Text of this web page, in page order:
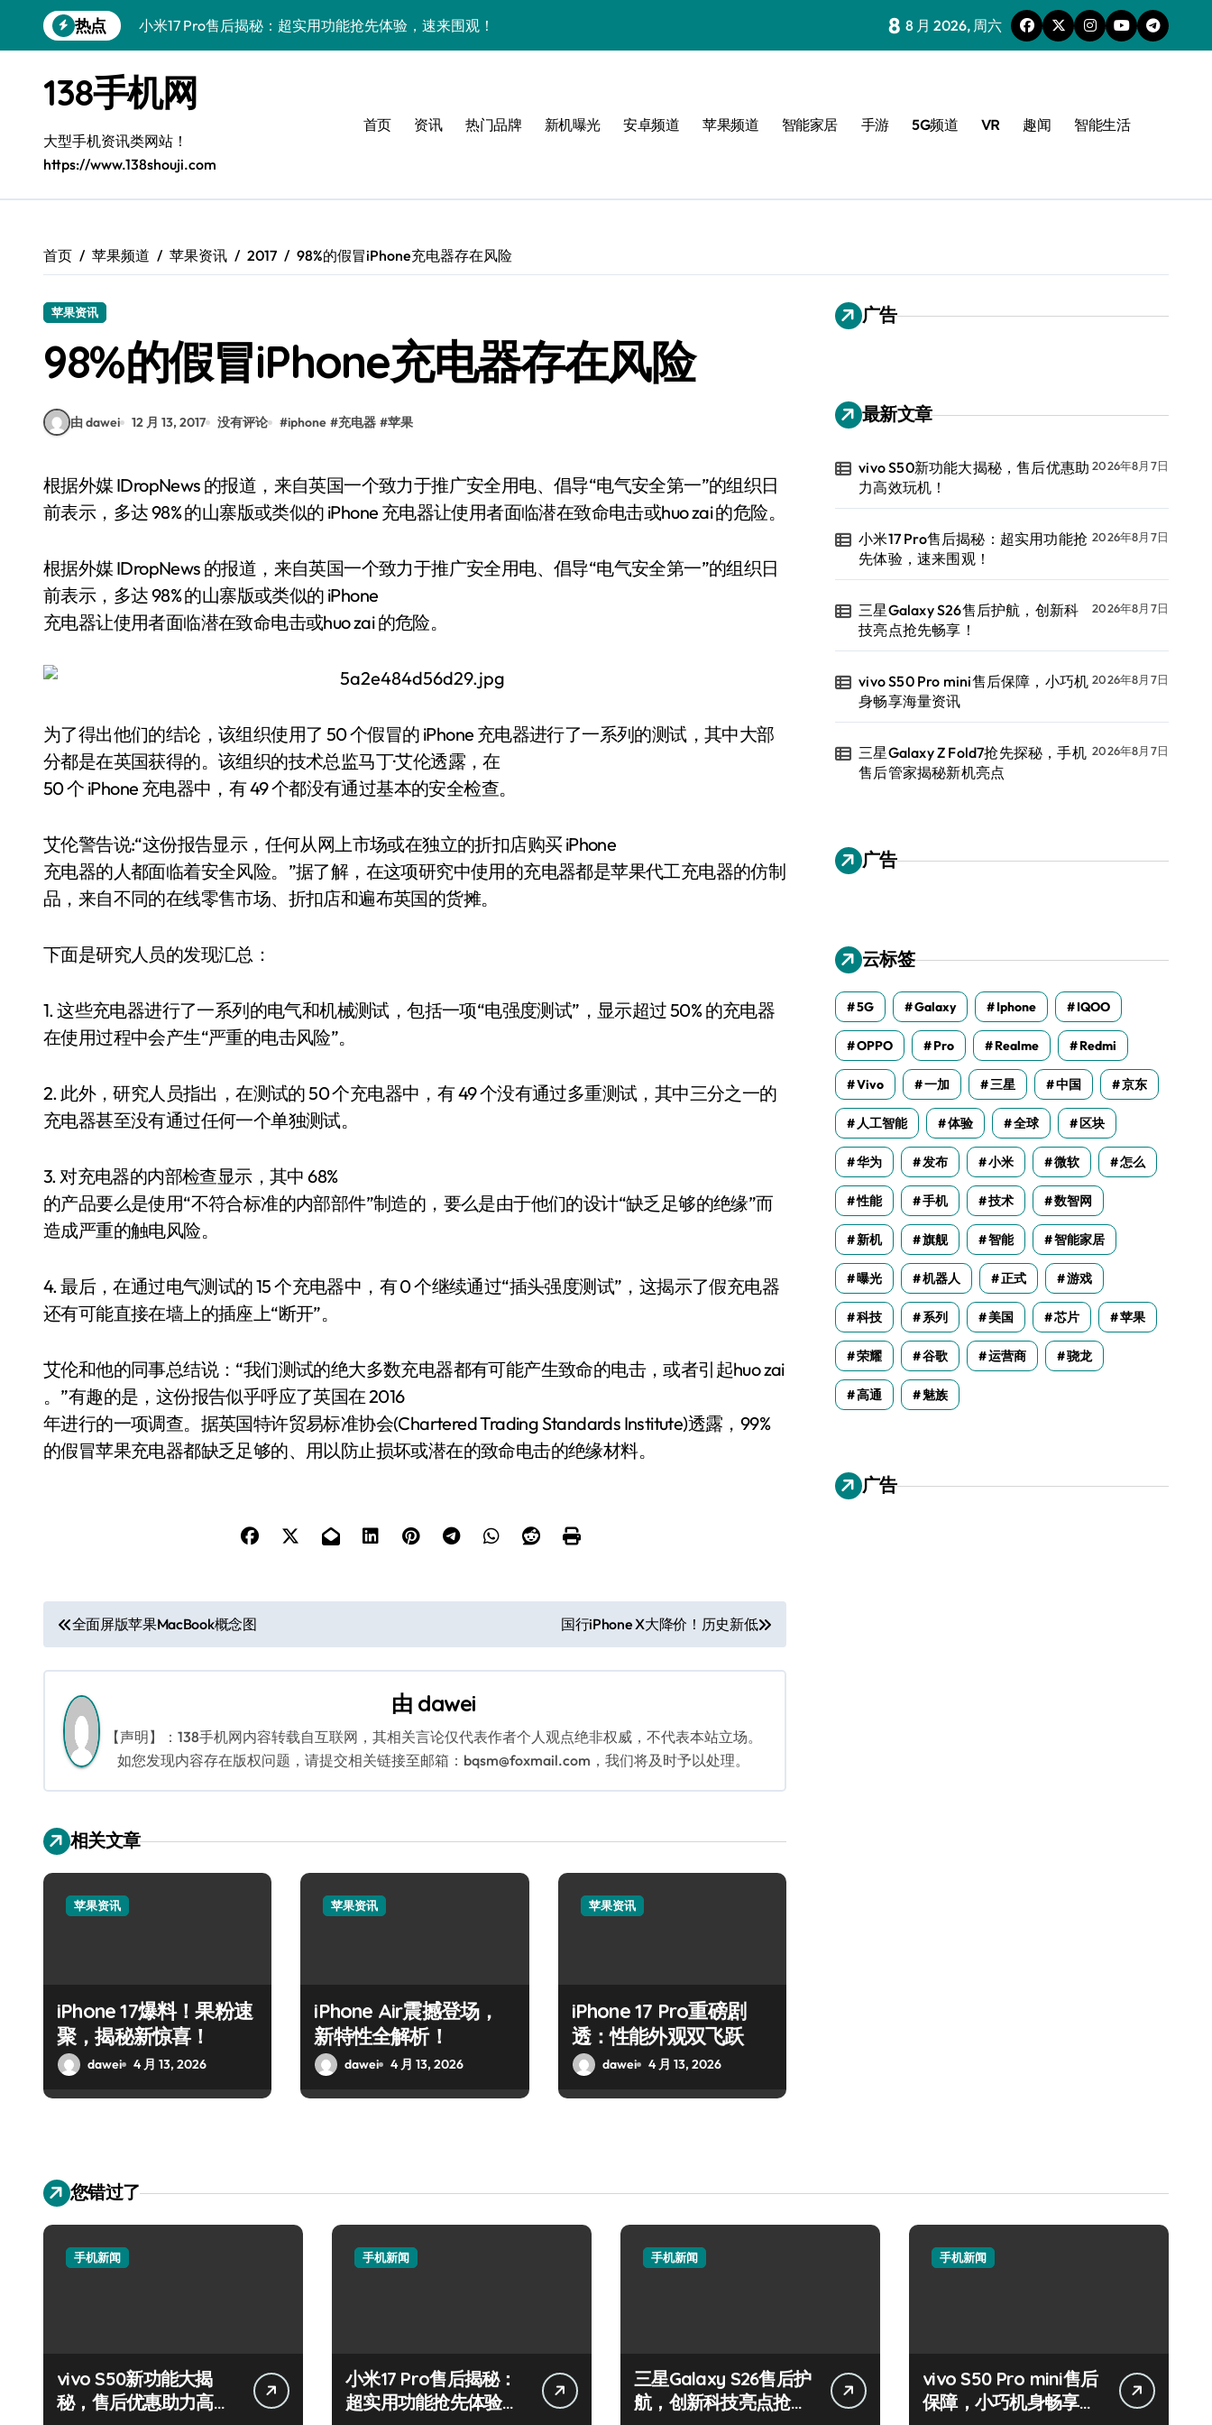
到
热点
小米17 Pro售后揭秘：超实用功能抢先体验，速来围观！
vivo S50 Pro mini售后保障，小巧机身畅享海量资讯
三星Galaxy Z Fold7抢先探秘，手机售后管家揭秘新机亮点
Galaxy S25 Ultra颜值巅峰，定制主题潮酷上线！
Galaxy S25+闪亮登场，巧用技巧秒变焦点
Galaxy S26+颜值爆升！机皇美颜秘籍大公开
vivo S50新功能大揭秘，售后优惠助力高效玩机！
8 8 月 2026, 周六
138手机网
大型手机资讯类网站！
https://www.138shouji.com
首页 资讯 热门品牌 新机曝光 安卓频道 苹果频道 智能家居 手游 5G频道 VR 趣闻 智能生活
首页 苹果频道 苹果资讯 2017 98%的假冒iPhone充电器存在风险
苹果资讯
98%的假冒iPhone充电器存在风险
由 dawei 12 月 13, 2017 没有评论 #iphone #充电器 #苹果
根据外媒 IDropNews 的报道，来自英国一个致力于推广安全用电、倡导“电气安全第一”的组织日
前表示，多达 98% 的山寨版或类似的 iPhone 充电器让使用者面临潜在致命电击或huo zai 的危险。
根据外媒 IDropNews 的报道，来自英国一个致力于推广安全用电、倡导“电气安全第一”的组织日
前表示，多达 98% 的山寨版或类似的 iPhone
充电器让使用者面临潜在致命电击或huo zai 的危险。
为了得出他们的结论，该组织使用了 50 个假冒的 iPhone 充电器进行了一系列的测试，其中大部
分都是在英国获得的。该组织的技术总监马丁·艾伦透露，在
50 个 iPhone 充电器中，有 49 个都没有通过基本的安全检查。
艾伦警告说:“这份报告显示，任何从网上市场或在独立的折扣店购买 iPhone
充电器的人都面临着安全风险。”据了解，在这项研究中使用的充电器都是苹果代工充电器的仿制
品，来自不同的在线零售市场、折扣店和遍布英国的货摊。
下面是研究人员的发现汇总：
1. 这些充电器进行了一系列的电气和机械测试，包括一项“电强度测试”，显示超过 50% 的充电器
在使用过程中会产生“严重的电击风险”。
2. 此外，研究人员指出，在测试的 50 个充电器中，有 49 个没有通过多重测试，其中三分之一的
充电器甚至没有通过任何一个单独测试。
3. 对充电器的内部检查显示，其中 68%
的产品要么是使用“不符合标准的内部部件”制造的，要么是由于他们的设计“缺乏足够的绝缘”而
造成严重的触电风险。
4. 最后，在通过电气测试的 15 个充电器中，有 0 个继续通过“插头强度测试”，这揭示了假充电器
还有可能直接在墙上的插座上“断开”。
艾伦和他的同事总结说：“我们测试的绝大多数充电器都有可能产生致命的电击，或者引起huo zai
。”有趣的是，这份报告似乎呼应了英国在 2016
年进行的一项调查。据英国特许贸易标准协会(Chartered Trading Standards Institute)透露，99%
的假冒苹果充电器都缺乏足够的、用以防止损坏或潜在的致命电击的绝缘材料。
文
章
导
航
全面屏版苹果MacBook概念图 国行iPhone X大降价！历史新低
由 dawei
【声明】：138手机网内容转载自互联网，其相关言论仅代表作者个人观点绝非权威，不代表本站立场。
如您发现内容存在版权问题，请提交相关链接至邮箱：bqsm@foxmail.com，我们将及时予以处理。
相关文章
苹果资讯
iPhone 17爆料！果粉速
聚，揭秘新惊喜！
dawei 4 月 13, 2026
苹果资讯
iPhone Air震撼登场，
新特性全解析！
dawei 4 月 13, 2026
苹果资讯
iPhone 17 Pro重磅剧
透：性能外观双飞跃
dawei 4 月 13, 2026
广告
最新文章
vivo S50新功能大揭秘，售后优惠助
力高效玩机！
2026年8月7日
小米17 Pro售后揭秘：超实用功能抢
先体验，速来围观！
2026年8月7日
三星Galaxy S26售后护航，创新科
技亮点抢先畅享！
2026年8月7日
vivo S50 Pro mini售后保障，小巧机
身畅享海量资讯
2026年8月7日
三星Galaxy Z Fold7抢先探秘，手机
售后管家揭秘新机亮点
2026年8月7日
广告
云标签
5G Galaxy Iphone IQOO
OPPO Pro Realme Redmi
Vivo 一加 三星 中国 京东
人工智能 体验 全球 区块
华为 发布 小米 微软 怎么
性能 手机 技术 数智网
新机 旗舰 智能 智能家居
曝光 机器人 正式 游戏
科技 系列 美国 芯片 苹果
荣耀 谷歌 运营商 骁龙
高通 魅族
广告
您错过了
手机新闻
vivo S50新功能大揭
秘，售后优惠助力高效
手机新闻
小米17 Pro售后揭秘：
超实用功能抢先体验，
手机新闻
三星Galaxy S26售后护
航，创新科技亮点抢先
手机新闻
vivo S50 Pro mini售后
保障，小巧机身畅享海